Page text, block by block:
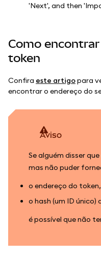
'Next', and then
Como
token
Confira este artigopara
encontrar o endereço do
aviso
Se alguém disser
mas não puder
o endereço do
o hash (um ID
é possível que não